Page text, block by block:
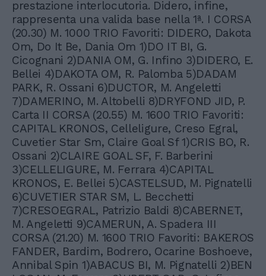
prestazione interlocutoria. Didero, infine,
rappresenta una valida base nella 1ª. I CORSA
(20.30) M. 1000 TRIO Favoriti: DIDERO, Dakota
Om, Do It Be, Dania Om 1)DO IT BI, G.
Cicognani 2)DANIA OM, G. Infino 3)DIDERO, E.
Bellei 4)DAKOTA OM, R. Palomba 5)DADAM
PARK, R. Ossani 6)DUCTOR, M. Angeletti
7)DAMERINO, M. Altobelli 8)DRYFOND JID, P.
Carta II CORSA (20.55) M. 1600 TRIO Favoriti:
CAPITAL KRONOS, Celleligure, Creso Egral,
Cuvetier Star Sm, Claire Goal Sf 1)CRIS BO, R.
Ossani 2)CLAIRE GOAL SF, F. Barberini
3)CELLELIGURE, M. Ferrara 4)CAPITAL
KRONOS, E. Bellei 5)CASTELSUD, M. Pignatelli
6)CUVETIER STAR SM, L. Becchetti
7)CRESOEGRAL, Patrizio Baldi 8)CABERNET,
M. Angeletti 9)CAMERUN, A. Spadera III
CORSA (21.20) M. 1600 TRIO Favoriti: BAKEROS
FANDER, Bardim, Bodrero, Ocarine Boshoeve,
Annibal Spin 1)ABACUS BI, M. Pignatelli 2)BEN